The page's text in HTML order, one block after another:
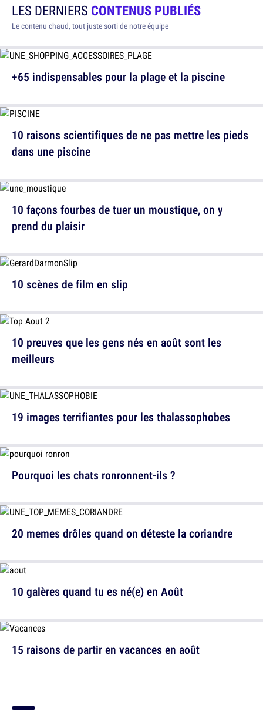
LES DERNIERS CONTENUS PUBLIÉS
Le contenu chaud, tout juste sorti de notre équipe
+65 indispensables pour la plage et la piscine
10 façons fourbes de tuer un moustique, on y
prend du plaisir
10 preuves que les gens nés en août sont les
meilleurs
Pourquoi les chats ronronnent-ils ?
10 galères quand tu es né(e) en Août
10 raisons scientifiques de ne pas mettre les pieds
dans une piscine
10 scènes de film en slip
19 images terrifiantes pour les thalassophobes
20 memes drôles quand on déteste la coriandre
15 raisons de partir en vacances en août